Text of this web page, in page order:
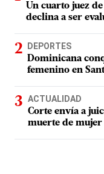
Un cuarto juez
declina a ser
DEPORTES
Dominicana
femenino en
ACTUALIDAD
Corte envía a
muerte de mujer